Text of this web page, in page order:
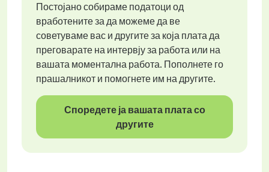
Постојано собираме податоци од
вработените за да можеме да ве
советуваме вас и другите за која плата да
преговарате на интервју за работа или на
вашата моментална работа. Пополнете го
прашалникот и помогнете им на другите.
Споредете ја вашата плата со
другите